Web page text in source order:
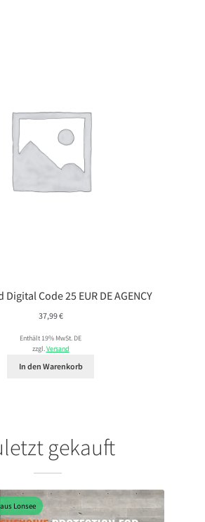
Digital Code 25 EUR DE AGENCY
37,99€
Enthält 19% MwSt. DE
zzgl.Versand
In den Warenkorb
gekauft
Lonsee